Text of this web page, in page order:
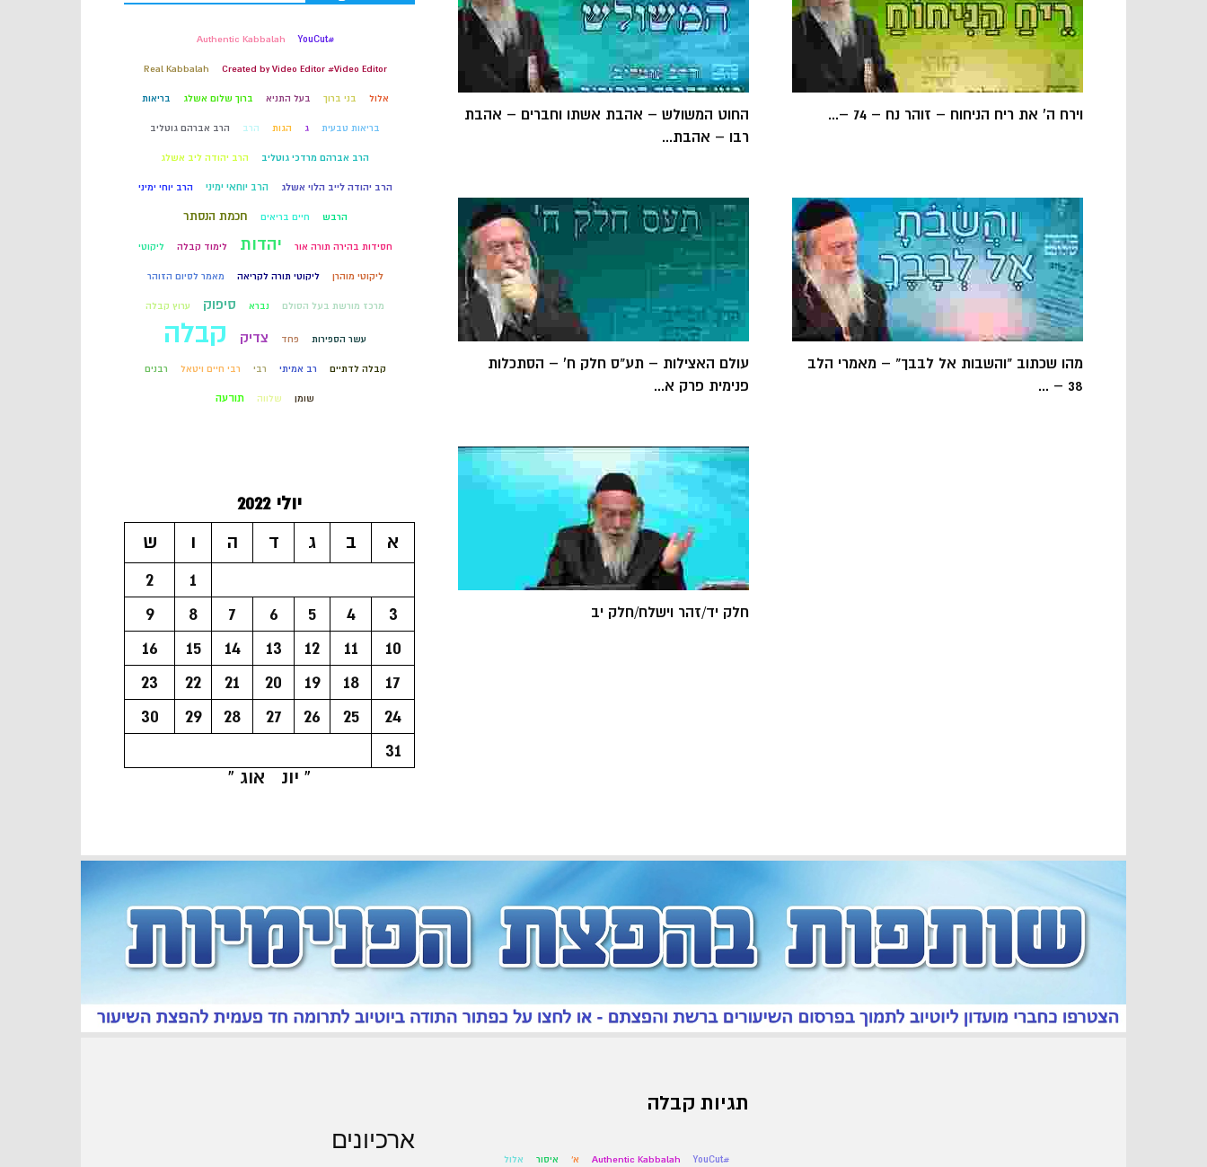
החוט המשולש – אהבת אשתו וחברים – אהבת
רבו – אהבת...
וירח ה' את ריח הניחוח – זוהר נח – 74 –...
עולם האצילות – תע"ס חלק ח' – הסתכלות
פנימית פרק א...
מהו שכתוב "והשבות אל לבבך" – מאמרי הלב
38 – ...
חלק יד/זהר וישלח/חלק יב
#YouCut
Authentic Kabbalah
Created by Video Editor #Video Editor
Real Kabbalah
אלול בני ברוך בעל התניא ברוך שלום אשלג בריאות
בריאות טבעית ג הגות הרב הרב אברהם גוטליב
הרב אברהם מרדכי גוטליב הרב יהודה ליב אשלג
הרב יהודה לייב הלוי אשלג הרב יוחאי ימיני הרב יוחי ימיני
הרבש חיים בריאים חכמת הנסתר
חסידות בהירה תורה אור יהדות לימוד קבלה ליקוטי
ליקוטי מוהרן ליקוטי תורה לקריאה מאמר לסיום הזוהר
מרכז מורשת בעל הסולם נברא סיפוק ערוץ קבלה
עשר הספירות פחד צדיק קבלה
קבלה לדתיים רב אמיתי רבי רבי חיים ויטאל רבנים
שומן שלווה תודעה
יולי 2022
א
ב ג ד ה ו
ש
1
2
3
4
5
6
7
8
9
10
11
12
13
14
15
16
17
18
19
20
21
22
23
24
25
26
27
28
29
30
31
« יונ
אוג »
ארכיונים
תגיות קבלה
#YouCut
Authentic Kabbalah א' איסור אלול